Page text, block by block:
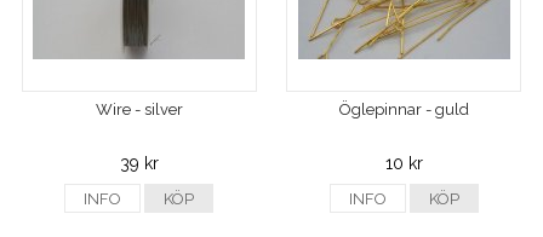
Wire - silver
39 kr
INFO KÖP
Öglepinnar - guld
10 kr
INFO KÖP